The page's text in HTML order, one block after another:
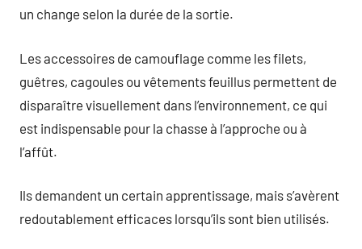
un change selon la durée de la sortie.
Les accessoires de camouflage comme les filets,
guêtres, cagoules ou vêtements feuillus permettent de
disparaître visuellement dans l’environnement, ce qui
est indispensable pour la chasse à l’approche ou à
l’affût.
Ils demandent un certain apprentissage, mais s’avèrent
redoutablement efficaces lorsqu’ils sont bien utilisés.